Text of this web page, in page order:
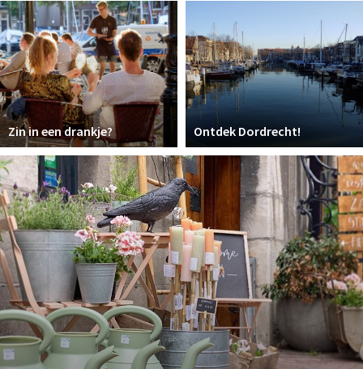
Recreatief
Winkels
Winkelgebieden
Parkeren
Bezienswaardigheden
Musea, theaters & podia
Uitjes & activiteiten
Toeristische routes
Sport
Natuur
Inloggen
Zin in een drankje? Ontdek Dordrecht!